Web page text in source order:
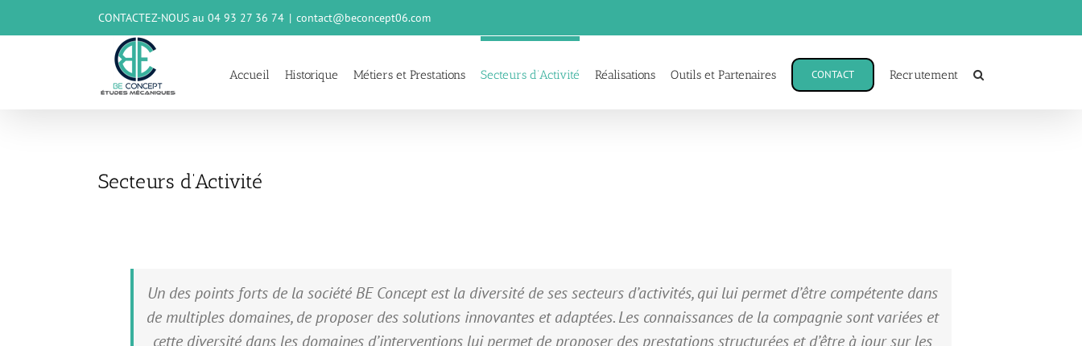
contenu
CONTACTEZ-NOUS au 04 93 27 36 74 | contact@beconcept06.com
Accueil Historique Métiers et Prestations Secteurs d’Activité Réalisations Outils et Partenaires CONTACT Recrutement
Secteurs d’Activité
Un des points forts de la société BE Concept est la diversité de ses secteurs d’activités, qui lui permet d’être compétente dans
de multiples domaines, de proposer des solutions innovantes et adaptées. Les connaissances de la compagnie sont variées et
cette diversité dans les domaines d’interventions lui permet de proposer des prestations structurées et d’être à jour sur les